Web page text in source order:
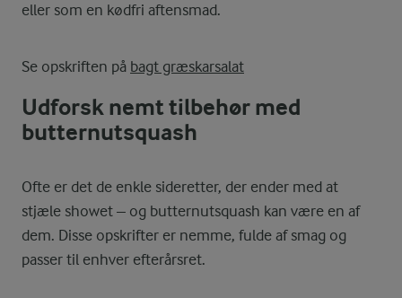
eller som en kødfri aftensmad.
Se opskriften på bagt græskarsalat
Udforsk nemt tilbehør med
butternutsquash
Ofte er det de enkle sideretter, der ender med at
stjæle showet – og butternutsquash kan være en af
dem. Disse opskrifter er nemme, fulde af smag og
passer til enhver efterårsret.